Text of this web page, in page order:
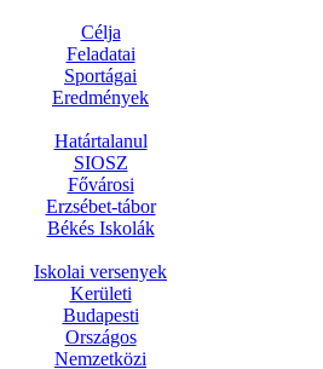
Célja
Feladatai
Sportágai
Eredmények
Határtalanul
SIOSZ
Fővárosi
Erzsébet-tábor
Békés Iskolák
Iskolai versenyek
Kerületi
Budapesti
Országos
Nemzetközi